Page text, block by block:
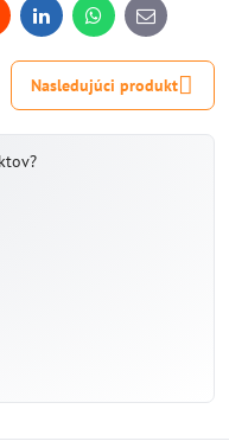
LinkedInWhatsApp
E-
mail
Nasledujúci produkt